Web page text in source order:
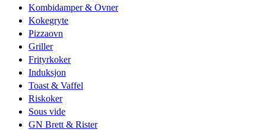
Kombidamper & Ovner
Kokegryte
Pizzaovn
Griller
Frityrkoker
Induksjon
Toast & Vaffel
Riskoker
Sous vide
GN Brett & Rister